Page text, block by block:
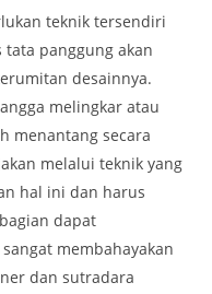
teknik tersendiri
panggung akan
desainnya.
melingkar atau
menantang secara
melalui teknik yang
hal ini dan harus
dapat
membahayakan
dan sutradara